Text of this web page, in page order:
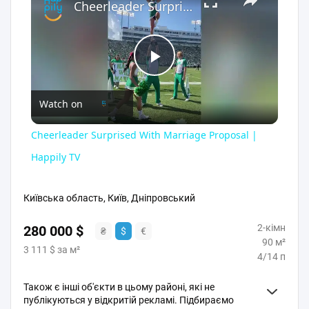
Play
Video
Cheerleader Surprised With Marriage Proposal | Happily TV
Watch on
Cheerleader Surprised With Marriage Proposal |
Happily TV
Київська область, Київ, Дніпровський
280 000 $ ₴ $
€
3 111 $ за м²
2-кімн
90 м²
4/14 п
Також є інші об'єкти в цьому районі, які не
публікуються у відкритій рекламі. Підбираємо